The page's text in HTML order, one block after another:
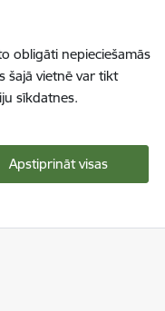
obligāti nepieciešamās
šajā vietnē var tikt
sīkdatnes.
Apstiprināt visas